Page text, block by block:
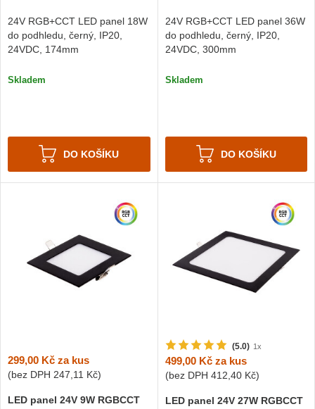
24V RGB+CCT LED panel 18W
do podhledu, černý, IP20,
24VDC, 174mm
Skladem
DO KOŠÍKU
24V RGB+CCT LED panel 36W
do podhledu, černý, IP20,
24VDC, 300mm
Skladem
DO KOŠÍKU
299,00 Kč za kus
(bez DPH 247,11 Kč)
LED panel 24V 9W RGBCCT
(5.0) 1x
499,00 Kčza kus
(bez DPH 412,40 Kč)
LED panel 24V 27W RGBCCT